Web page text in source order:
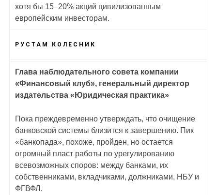
хотя бы 15–20% акций цивилизованным
европейским инвесторам.
РУСТАМ КОЛЕСНИК
Глава наблюдательного совета компании
«Финансовый клуб», генеральный директор
издательства «Юридическая практика»
Пока преждевременно утверждать, что очищение
банковской системы близится к завершению. Пик
«банкопада», похоже, пройден, но остается
огромный пласт работы по урегулированию
всевозможных споров: между банками, их
собственниками, вкладчиками, должниками, НБУ и
ФГВФЛ.